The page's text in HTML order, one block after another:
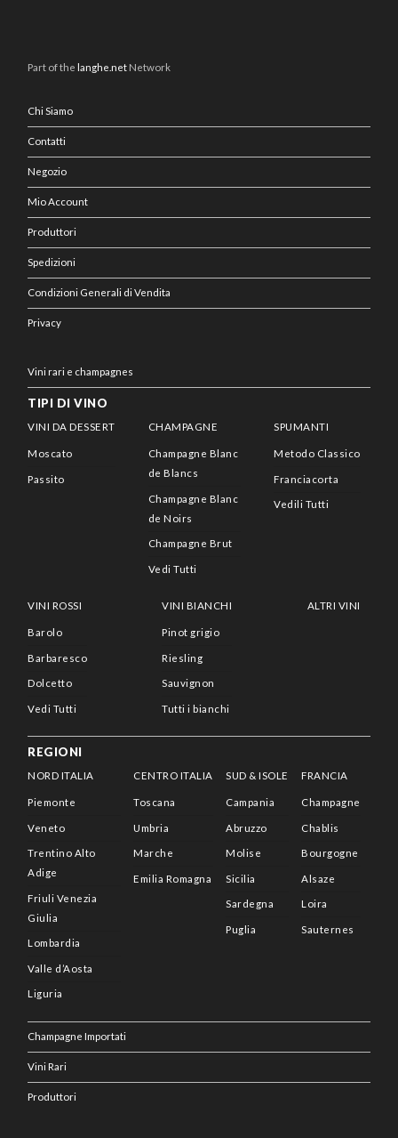
Part of thelanghe.net Network
Chi Siamo
Contatti
Negozio
Mio Account
Produttori
Spedizioni
Condizioni Generali di Vendita
Privacy
Vini rari e champagnes
TIPI DI VINO
VINI DA DESSERT
Moscato
Passito
CHAMPAGNE
Champagne Blanc
de Blancs
Champagne Blanc
de Noirs
Champagne Brut
Vedi Tutti
SPUMANTI
Metodo Classico
Franciacorta
Vedili Tutti
VINI ROSSI
Barolo
Barbaresco
Dolcetto
Vedi Tutti
VINI BIANCHI
Pinot grigio
Riesling
Sauvignon
Tutti i bianchi
ALTRI VINI
REGIONI
NORD ITALIA
Piemonte
Veneto
Trentino Alto
Adige
Friuli Venezia
Giulia
Lombardia
Valle d’Aosta
Liguria
CENTRO ITALIA
Toscana
Umbria
Marche
Emilia Romagna
SUD & ISOLE
Campania
Abruzzo
Molise
Sicilia
Sardegna
Puglia
FRANCIA
Champagne
Chablis
Bourgogne
Alsaze
Loira
Sauternes
Champagne Importati
Vini Rari
Produttori